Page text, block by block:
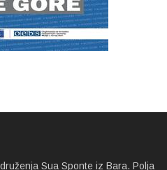
Sua Sponte iz Bara. Polja